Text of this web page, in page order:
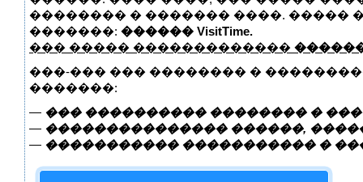
�������� � ������� ����. �����
�������: ������ VisitTime.
��� ����� �������������
���-��� ��� �������� �
�������:
— ��� ���������� �������� �
— ��������������� ������,
— ����������� ����������� �